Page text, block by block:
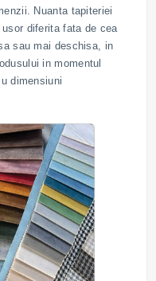
Nuanta tapiteriei
diferita fata de cea
sau mai deschisa, in
in momentul
dimensiuni